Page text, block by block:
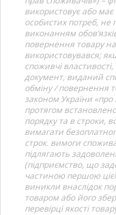
використовує або
особистих потреб, не
виконанням
повернення товару
використовувався;
споживчі
документ, виданий
обміну / повернення
законом України «про
протягом
порядку та в строки,
вимагати
строк. вимоги
підлягають
(підприємство, що
частиною першою
виникли внаслідок
товаром або його
перевірці якості